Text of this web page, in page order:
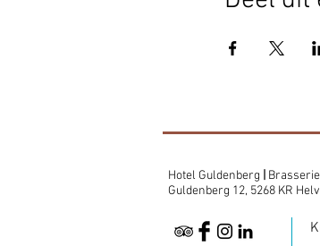
Hotel Guldenberg
Guldenberg 12, 5268 KR